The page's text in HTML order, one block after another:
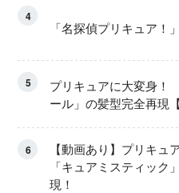
4
「名探偵プリキュア！
5
プリキュアに大変身！
ール」の髪型完全再現
6
【動画あり】プリキュ
「キュアミスティック
現！